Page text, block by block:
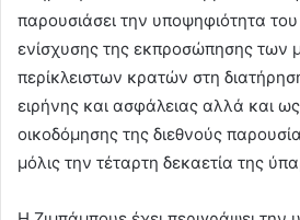
παρουσιάσει την υποψηφιότητα
ενίσχυσης της εκπροσώπησης των
περίκλειστων κρατών στη
ειρήνης και ασφάλειας αλλά και
οικοδόμησης της διεθνούς
μόλις την τέταρτη δεκαετία της